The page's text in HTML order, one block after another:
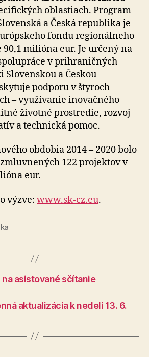
oblastiach. Program
a Česká republika je
fondu regionálneho
90,1 milióna eur. Je určený na
v prihraničných
Slovenskou a Českou
podporu v štyroch
– využívanie inovačného
životné prostredie, rozvoj
a technická pomoc.
obdobia 2014 – 2020 bolo
122 projektov v
eur.
výzve: www.sk-cz.eu.
na asistované sčítanie
aktualizácia k nedeli 13. 6.